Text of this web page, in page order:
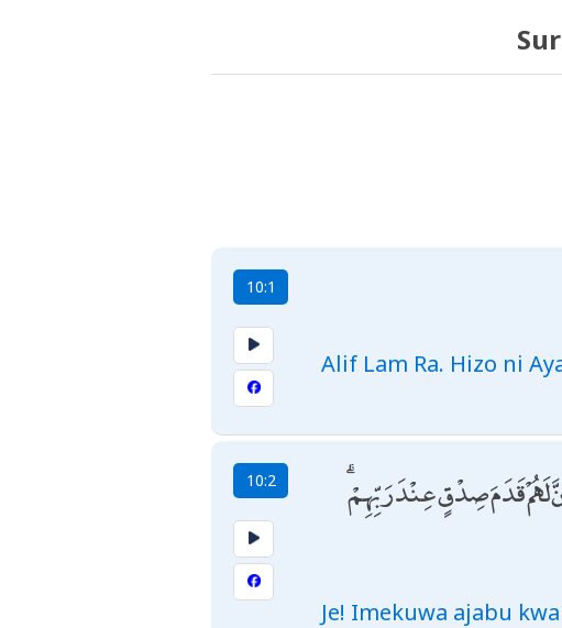
10:1
Alif Lam Ra. Hizo ni
10:2
لَهُمْ قَدَمَ صِدْقٍ عِنْدَ رَبِّهِمْ
Je! Imekuwa ajabu